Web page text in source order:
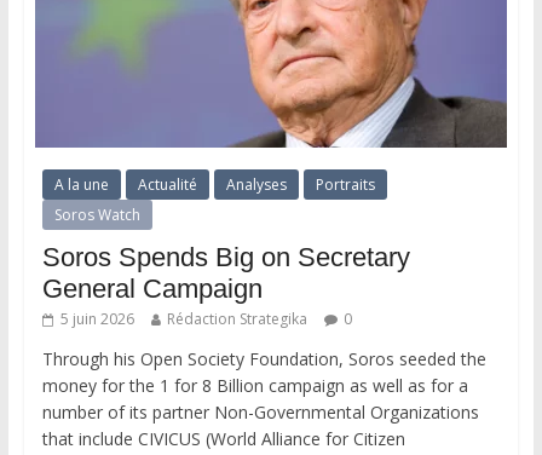
A la une Actualité Analyses
Portraits
Soros Watch
Soros Spends Big on Secretary
General Campaign
5 juin 2026 Rédaction Strategika 0
Through his Open Society Foundation, Soros seeded the
money for the 1 for 8 Billion campaign as well as for a
number of its partner Non-Governmental Organizations
that include CIVICUS (World Alliance for Citizen